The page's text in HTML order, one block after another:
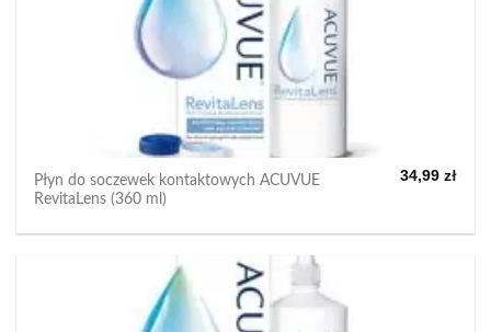
Płyn do soczewek kontaktowych ACUVUE
RevitaLens (360 ml)
34,99 zł